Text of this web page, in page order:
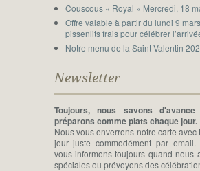
Couscous « Royal » Mercredi, 18
Offre valable à partir du lundi 9
pissenlits frais pour célébrer
Notre menu de la Saint-Valentin
Newsletter
Toujours, nous savons
préparons comme plats chaque jour.
Nous vous enverrons notre carte
jour juste commodément par
vous informons toujours quand nous
spéciales ou prévoyons des